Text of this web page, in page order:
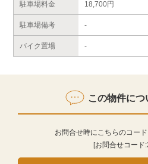
駐車場料金 18,700円
駐車場備考 -
バイク置場 -
この物件に
お問合せ時にこちらのコード
[お問合せコード: